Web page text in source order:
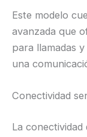
Este modelo
avanzada que
para llamadas
una
Conectividad
La